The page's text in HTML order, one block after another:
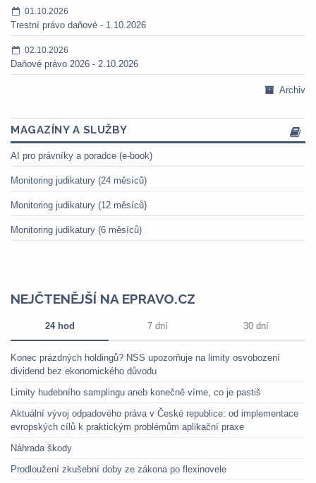
01.10.2026
Trestní právo daňové - 1.10.2026
02.10.2026
Daňové právo 2026 - 2.10.2026
Archiv
MAGAZÍNY A SLUŽBY
AI pro právníky a poradce (e-book)
Monitoring judikatury (24 měsíců)
Monitoring judikatury (12 měsíců)
Monitoring judikatury (6 měsíců)
NEJČTENĚJŠÍ NA EPRAVO.CZ
24 hod 7 dní 30 dní
Konec prázdných holdingů? NSS upozorňuje na limity osvobození
dividend bez ekonomického důvodu
Limity hudebního samplingu aneb konečně víme, co je pastiš
Aktuální vývoj odpadového práva v České republice: od implementace
evropských cílů k praktickým problémům aplikační praxe
Náhrada škody
Prodloužení zkušební doby ze zákona po flexinovele